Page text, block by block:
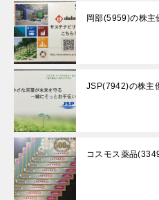
岡部(5959)の株主
JSP(7942)の株主
コスモス薬品